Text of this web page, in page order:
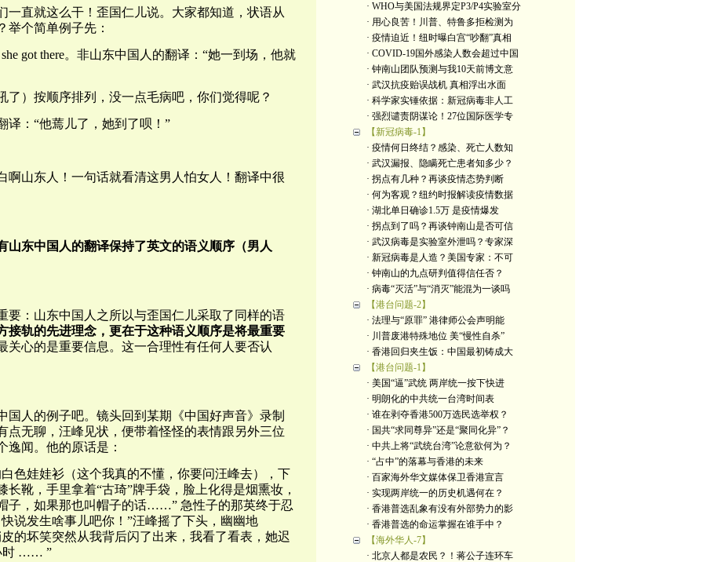
一直就这么干！歪国仁儿说。大家都知道，状语从
举个简单例子先：
she got there。非山东中国人的翻译：“她一到场，他就
了）按顺序排列，没一点毛病吧，你们觉得呢？
译：“他蔫儿了，她到了呗！”
啊山东人！一句话就看清这男人怕女人！翻译中很
山东中国人的翻译保持了英文的语义顺序（男人
要：山东中国人之所以与歪国仁儿采取了同样的语
接轨的先进理念，更在于这种语义顺序是将最重要
关心的是重要信息。这一合理性有任何人要否认
国人的例子吧。镜头回到某期《中国好声音》录制
点无聊，汪峰见状，便带着怪怪的表情跟另外三位
逸闻。他的原话是：
色娃娃衫（这个我真的不懂，你要问汪峰去），下
靴，手里拿着“古琦”牌手袋，脸上化得是烟熏妆，
子，如果那也叫帽子的话……” 急性子的那英终于忍
说发生啥事儿吧你！”汪峰摇了下头，幽幽地
的坏笑突然从我背后闪了出来，我看了看表，她迟
时 …… ”
· WHO与美国法规界定P3/P4实验室分
· 用心良苦！川普、特鲁多拒检测为
· 疫情迫近！纽时曝白宫“吵翻”真相
· COVID-19国外感染人数会超过中国
· 钟南山团队预测与我10天前博文意
· 武汉抗疫贻误战机 真相浮出水面
· 科学家实锤依据：新冠病毒非人工
· 强烈谴责阴谋论！27位国际医学专
【新冠病毒-1】
· 疫情何日终结？感染、死亡人数知
· 武汉漏报、隐瞒死亡患者知多少？
· 拐点有几种？再谈疫情态势判断
· 何为客观？纽约时报解读疫情数据
· 湖北单日确诊1.5万 是疫情爆发
· 拐点到了吗？再谈钟南山是否可信
· 武汉病毒是实验室外泄吗？专家深
· 新冠病毒是人造？美国专家：不可
· 钟南山的九点研判值得信任否？
· 病毒“灭活”与“消灭”能混为一谈吗
【港台问题-2】
· 法理与“原罪” 港律师公会声明能
· 川普废港特殊地位 美“慢性自杀”
· 香港回归夹生饭：中国最初铸成大
【港台问题-1】
· 美国“逼”武统 两岸统一按下快进
· 明朗化的中共统一台湾时间表
· 谁在剥夺香港500万选民选举权？
· 国共“求同尊异”还是“聚同化异”？
· 中共上将“武统台湾”论意欲何为？
· “占中”的落幕与香港的未来
· 百家海外华文媒体保卫香港宣言
· 实现两岸统一的历史机遇何在？
· 香港普选乱象有没有外部势力的影
· 香港普选的命运掌握在谁手中？
【海外华人-7】
· 北京人都是农民？！蒋公子连环车